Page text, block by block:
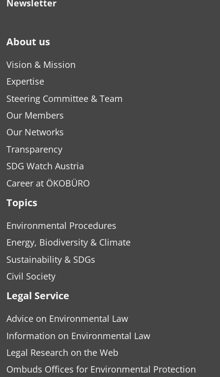
Newsletter
About us
Vision & Mission
Expertise
Steering Committee & Team
Our Members
Our Networks
Transparency
SDG Watch Austria
Career at ÖKOBÜRO
Topics
Environmental Procedures
Energy, Biodiversity & Climate
Sustainability & SDGs
Civil Society
Legal Service
Advice on Environmental Law
Information on Environmental Law
Legal Research on the Web
Ombuds Offices for Environmental Protection